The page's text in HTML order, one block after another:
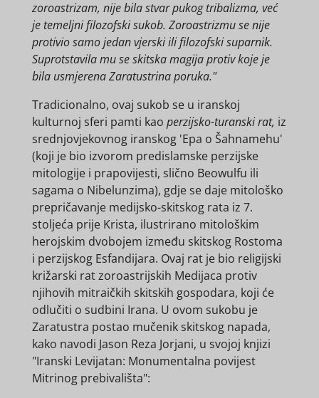
zoroastrizam, nije bila stvar pukog tribalizma, već
je temeljni filozofski sukob. Zoroastrizmu se nije
protivio samo jedan vjerski ili filozofski suparnik.
Suprotstavila mu se skitska magija protiv koje je
bila usmjerena Zaratustrina poruka."
Tradicionalno, ovaj sukob se u iranskoj
kulturnoj sferi pamti kao perzijsko-turanski rat, iz
srednjovjekovnog iranskog 'Epa o Šahnamehu'
(koji je bio izvorom predislamske perzijske
mitologije i prapovijesti, slično Beowulfu ili
sagama o Nibelunzima), gdje se daje mitološko
prepričavanje medijsko-skitskog rata iz 7.
stoljeća prije Krista, ilustrirano mitološkim
herojskim dvobojem između skitskog Rostoma
i perzijskog Esfandijara. Ovaj rat je bio religijski
križarski rat zoroastrijskih Medijaca protiv
njihovih mitraičkih skitskih gospodara, koji će
odlučiti o sudbini Irana. U ovom sukobu je
Zaratustra postao mučenik skitskog napada,
kako navodi Jason Reza Jorjani, u svojoj knjizi
"Iranski Levijatan: Monumentalna povijest
Mitrinog prebivališta":